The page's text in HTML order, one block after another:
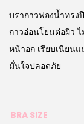
บรากาวฟองน้ำทรง
กาวอ่อนโยนต่อผิว
หน้าอก เรียบเนียน
มั่นใจปลอดภัย
BRA SIZE